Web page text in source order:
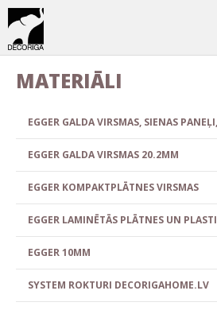
MATERIĀLI
EGGER GALDA VIRSMAS, SIENAS
EGGER GALDA VIRSMAS 20.2MM
EGGER KOMPAKTPLĀTNES VIRSMAS
EGGER LAMINĒTĀS PLĀTNES UN
EGGER 10MM
SYSTEM ROKTURI DECORIGAHOME.LV